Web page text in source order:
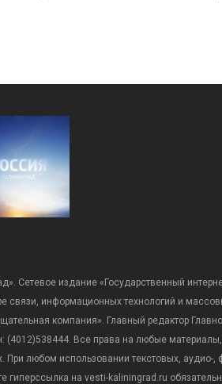
Сетевое издание «Государственный
связи, информационных технологий и
компания». Главный редактор
(4012)538444. Все права на любые
При любом использовании текстовых, аудио-
гиперссылка на vesti-kaliningrad.ru